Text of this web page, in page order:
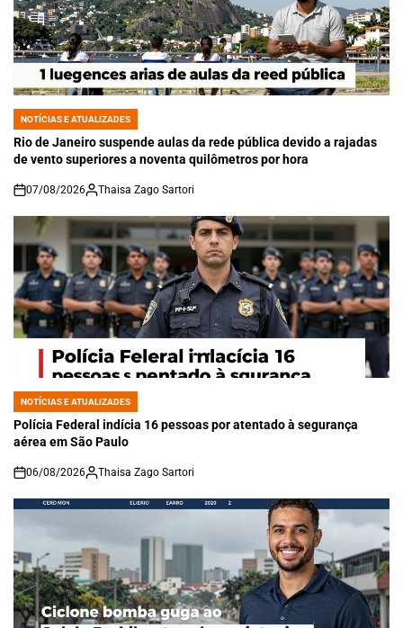
POSTED
IN
NOTÍCIAS E ATUALIZADES
Rio de Janeiro suspende aulas da rede pública devido a rajadas
de vento superiores a noventa quilômetros por hora
on
07/08/2026 Thaisa Zago Sartori
POSTED
IN
NOTÍCIAS E ATUALIZADES
Polícia Federal indícia 16 pessoas por atentado à segurança
aérea em São Paulo
on
06/08/2026 Thaisa Zago Sartori